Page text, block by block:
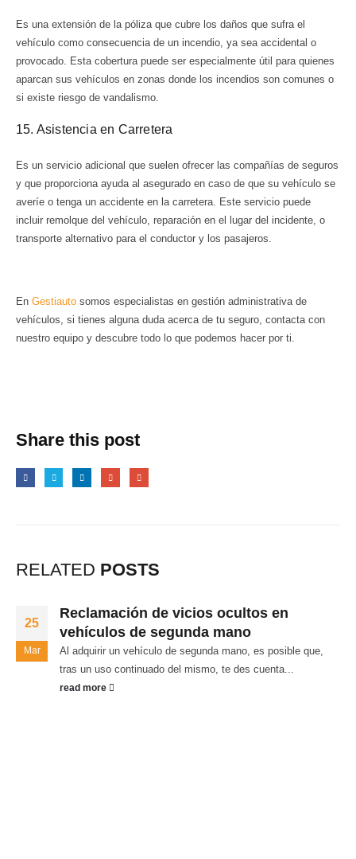
Es una extensión de la póliza que cubre los daños que sufra el
vehículo como consecuencia de un incendio, ya sea accidental o
provocado. Esta cobertura puede ser especialmente útil para quienes
aparcan sus vehículos en zonas donde los incendios son comunes o
si existe riesgo de vandalismo.
15. Asistencia en Carretera
Es un servicio adicional que suelen ofrecer las compañías de seguros
y que proporciona ayuda al asegurado en caso de que su vehículo se
averíe o tenga un accidente en la carretera. Este servicio puede
incluir remolque del vehículo, reparación en el lugar del incidente, o
transporte alternativo para el conductor y los pasajeros.
En Gestiauto somos especialistas en gestión administrativa de
vehículos, si tienes alguna duda acerca de tu seguro, contacta con
nuestro equipo y descubre todo lo que podemos hacer por ti.
Share this post
RELATED POSTS
25
Mar
Reclamación de vicios ocultos en
vehículos de segunda mano
Al adquirir un vehículo de segunda mano, es posible que,
tras un uso continuado del mismo, te des cuenta...
read more